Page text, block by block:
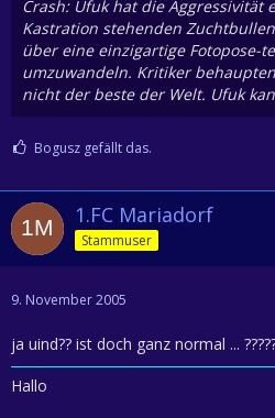
Crash: Ufuk hat die Aggressivität
Kastration stehenden
über eine einzigartige Fotopose-
umzuwandeln. Kritiker
nicht der beste der Welt. Ufuk
Bogusz gefällt das.
1.FC Mariadorf
Stammuser
9. November 2005
ja uind?? ist doch ganz normal ...
Hallo